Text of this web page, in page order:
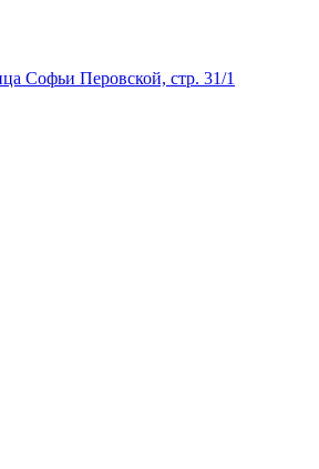
Софьи Перовской, стр. 31/1